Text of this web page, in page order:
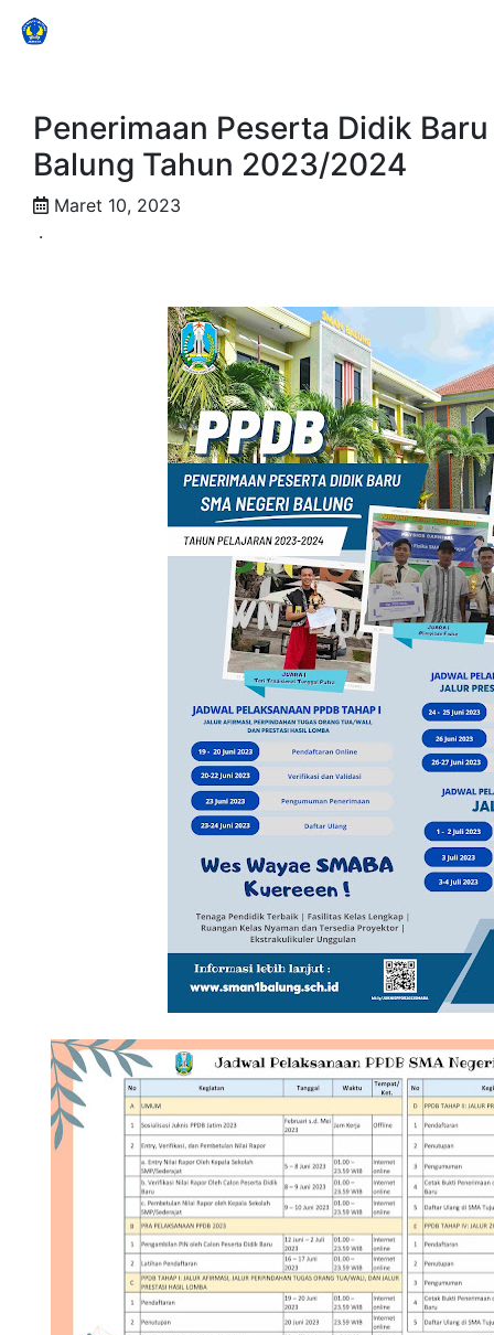
Penerimaan Peserta Didik
Balung Tahun 2023/2024
Maret 10, 2023
.